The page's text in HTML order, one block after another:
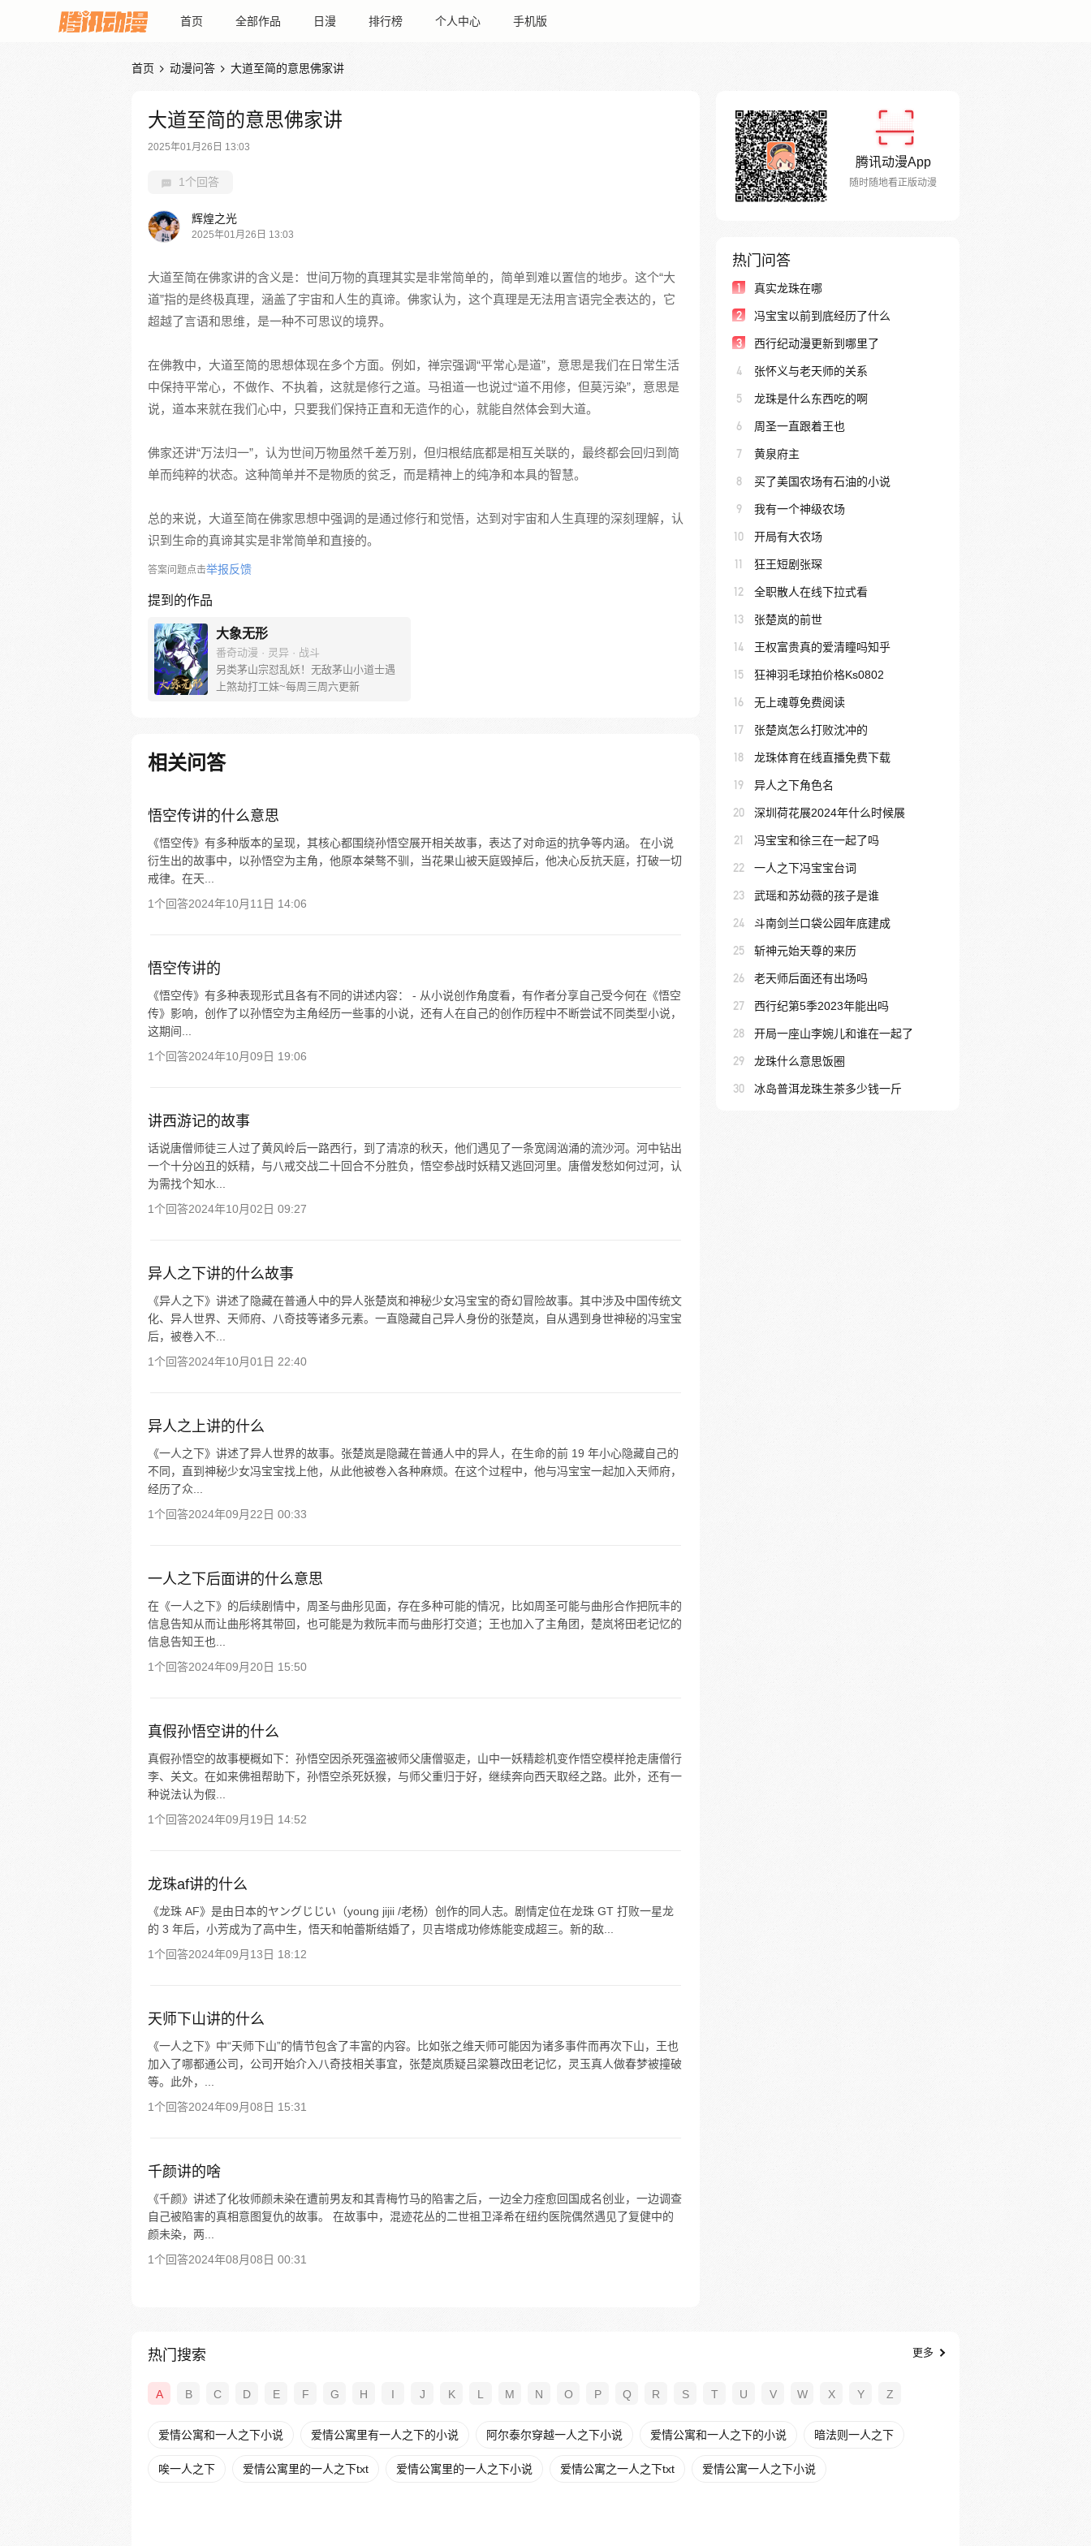
首页 全部作品 日漫 排行榜 个人中心 手机版
首页  动漫问答  大道至简的意思佛家讲
大道至简的意思佛家讲
2025年01月26日 13:03
1个回答
辉煌之光
2025年01月26日 13:03
大道至简在佛家讲的含义是：世间万物的真理其实是非常简单的，简单到难以置信的地步。这个“大
道”指的是终极真理，涵盖了宇宙和人生的真谛。佛家认为，这个真理是无法用言语完全表达的，它
超越了言语和思维，是一种不可思议的境界。
在佛教中，大道至简的思想体现在多个方面。例如，禅宗强调“平常心是道”，意思是我们在日常生活
中保持平常心，不做作、不执着，这就是修行之道。马祖道一也说过“道不用修，但莫污染”，意思是
说，道本来就在我们心中，只要我们保持正直和无造作的心，就能自然体会到大道。
佛家还讲“万法归一”，认为世间万物虽然千差万别，但归根结底都是相互关联的，最终都会回归到简
单而纯粹的状态。这种简单并不是物质的贫乏，而是精神上的纯净和本具的智慧。
总的来说，大道至简在佛家思想中强调的是通过修行和觉悟，达到对宇宙和人生真理的深刻理解，认
识到生命的真谛其实是非常简单和直接的。
答案问题点击举报反馈
提到的作品
大象无形
番奇动漫 · 灵异 · 战斗
另类茅山宗怼乱妖！无敌茅山小道士遇
上煞劫打工妹~每周三周六更新
相关问答
悟空传讲的什么意思
《悟空传》有多种版本的呈现，其核心都围绕孙悟空展开相关故事，表达了对命运的抗争等内涵。 在小说
衍生出的故事中，以孙悟空为主角，他原本桀骜不驯，当花果山被天庭毁掉后，他决心反抗天庭，打破一切
戒律。在天...
1个回答2024年10月11日 14:06
悟空传讲的
《悟空传》有多种表现形式且各有不同的讲述内容： - 从小说创作角度看，有作者分享自己受今何在《悟空
传》影响，创作了以孙悟空为主角经历一些事的小说，还有人在自己的创作历程中不断尝试不同类型小说，
这期间...
1个回答2024年10月09日 19:06
讲西游记的故事
话说唐僧师徒三人过了黄风岭后一路西行，到了清凉的秋天，他们遇见了一条宽阔汹涌的流沙河。河中钻出
一个十分凶丑的妖精，与八戒交战二十回合不分胜负，悟空参战时妖精又逃回河里。唐僧发愁如何过河，认
为需找个知水...
1个回答2024年10月02日 09:27
异人之下讲的什么故事
《异人之下》讲述了隐藏在普通人中的异人张楚岚和神秘少女冯宝宝的奇幻冒险故事。其中涉及中国传统文
化、异人世界、天师府、八奇技等诸多元素。一直隐藏自己异人身份的张楚岚，自从遇到身世神秘的冯宝宝
后，被卷入不...
1个回答2024年10月01日 22:40
异人之上讲的什么
《一人之下》讲述了异人世界的故事。张楚岚是隐藏在普通人中的异人，在生命的前 19 年小心隐藏自己的
不同，直到神秘少女冯宝宝找上他，从此他被卷入各种麻烦。在这个过程中，他与冯宝宝一起加入天师府，
经历了众...
1个回答2024年09月22日 00:33
一人之下后面讲的什么意思
在《一人之下》的后续剧情中，周圣与曲彤见面，存在多种可能的情况，比如周圣可能与曲彤合作把阮丰的
信息告知从而让曲彤将其带回，也可能是为救阮丰而与曲彤打交道；王也加入了主角团，楚岚将田老记忆的
信息告知王也...
1个回答2024年09月20日 15:50
真假孙悟空讲的什么
真假孙悟空的故事梗概如下：孙悟空因杀死强盗被师父唐僧驱走，山中一妖精趁机变作悟空模样抢走唐僧行
李、关文。在如来佛祖帮助下，孙悟空杀死妖猴，与师父重归于好，继续奔向西天取经之路。此外，还有一
种说法认为假...
1个回答2024年09月19日 14:52
龙珠af讲的什么
《龙珠 AF》是由日本的ヤングじじい（young jijii /老杨）创作的同人志。剧情定位在龙珠 GT 打败一星龙
的 3 年后，小芳成为了高中生，悟天和帕蕾斯结婚了，贝吉塔成功修炼能变成超三。新的敌...
1个回答2024年09月13日 18:12
天师下山讲的什么
《一人之下》中“天师下山”的情节包含了丰富的内容。比如张之维天师可能因为诸多事件而再次下山，王也
加入了哪都通公司，公司开始介入八奇技相关事宜，张楚岚质疑吕梁篡改田老记忆，灵玉真人做春梦被撞破
等。此外，...
1个回答2024年09月08日 15:31
千颜讲的啥
《千颜》讲述了化妆师颜未染在遭前男友和其青梅竹马的陷害之后，一边全力痊愈回国成名创业，一边调查
自己被陷害的真相意图复仇的故事。 在故事中，混迹花丛的二世祖卫泽希在纽约医院偶然遇见了复健中的
颜未染，两...
1个回答2024年08月08日 00:31
腾讯动漫App
随时随地看正版动漫
热门问答
1 真实龙珠在哪
2 冯宝宝以前到底经历了什么
3 西行纪动漫更新到哪里了
4 张怀义与老天师的关系
5 龙珠是什么东西吃的啊
6 周圣一直跟着王也
7 黄泉府主
8 买了美国农场有石油的小说
9 我有一个神级农场
10 开局有大农场
11 狂王短剧张琛
12 全职散人在线下拉式看
13 张楚岚的前世
14 王权富贵真的爱清瞳吗知乎
15 狂神羽毛球拍价格Ks0802
16 无上魂尊免费阅读
17 张楚岚怎么打败沈冲的
18 龙珠体育在线直播免费下载
19 异人之下角色名
20 深圳荷花展2024年什么时候展
21 冯宝宝和徐三在一起了吗
22 一人之下冯宝宝台词
23 武瑶和苏幼薇的孩子是谁
24 斗南剑兰口袋公园年底建成
25 斩神元始天尊的来历
26 老天师后面还有出场吗
27 西行纪第5季2023年能出吗
28 开局一座山李婉儿和谁在一起了
29 龙珠什么意思饭圈
30 冰岛普洱龙珠生茶多少钱一斤
热门搜索 更多
A B C D E F G H I J K L M N O P Q R S T U V W X Y Z
爱情公寓和一人之下小说 爱情公寓里有一人之下的小说 阿尔泰尔穿越一人之下小说 爱情公寓和一人之下的小说 暗法则一人之下
唉一人之下 爱情公寓里的一人之下txt 爱情公寓里的一人之下小说 爱情公寓之一人之下txt 爱情公寓一人之下小说